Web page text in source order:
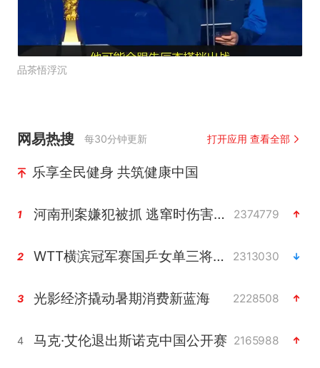
品茶悟浮沉
网易热搜 每30分钟更新 打开应用 查看全部
乐享全民健身 共筑健康中国
1 河南刑案嫌犯被抓 逃窜时伤害多人 2374779
2 WTT横滨冠军赛国乒女单三将晋级四强 2313030
3 光影经济撬动暑期消费新蓝海 2228508
4 马克·艾伦退出斯诺克中国公开赛 2165988